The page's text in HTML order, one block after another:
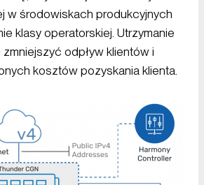
w środowiskach produkcyjnych
klasy operatorskiej. Utrzymanie
odpływ klientów i
kosztów pozyskania klienta.